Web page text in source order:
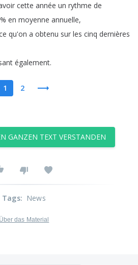
cette année un rythme de
en moyenne annuelle,
qu'on a obtenu sur les cinq dernières
également.
1 2
GANZEN TEXT VERSTANDEN
Tags: News
Über das Material